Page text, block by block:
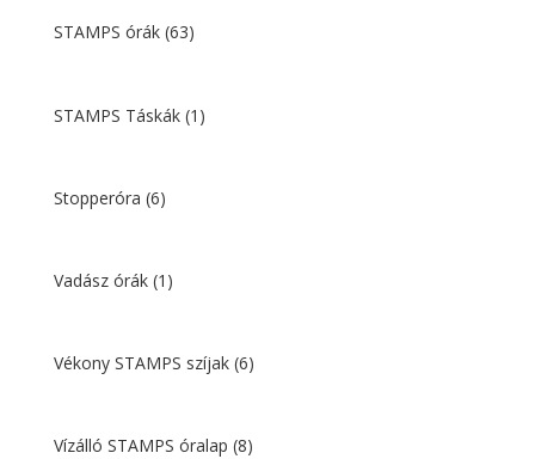
STAMPS órák (63)
STAMPS Táskák (1)
Stopperóra (6)
Vadász órák (1)
Vékony STAMPS szíjak (6)
Vízálló STAMPS óralap (8)